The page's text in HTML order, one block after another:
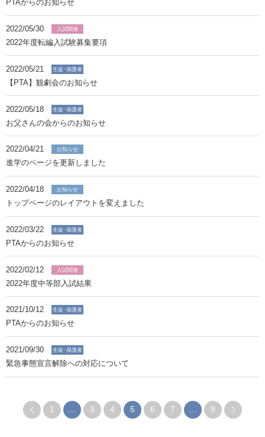
PTAからのお知らせ
2022/05/30 入試関連
2022年度転編入試験募集要項
2022/05/21 生徒･保護者
【PTA】観劇会のお知らせ
2022/05/18 生徒･保護者
お父さんの会からのお知らせ
2022/04/21 お知らせ
進学のページを更新しました
2022/04/18 お知らせ
トップページのレイアウトを変えました
2022/03/22 生徒･保護者
PTAからのお知らせ
2022/02/12 入試関連
2022年度中等部入試結果
2021/10/12 生徒･保護者
PTAからのお知らせ
2021/09/30 生徒･保護者
緊急事態宣言解除への対応について
1 3 4 5 6 7 9